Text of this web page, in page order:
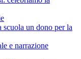
un dono per la
e narrazione